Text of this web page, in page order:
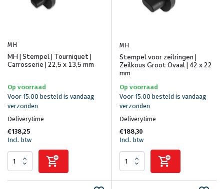
MH
MH | Stempel | Tourniquet |
Carrosserie | 22,5 x 13,5 mm
Op voorraad
Voor 15.00 besteld is vandaag
verzonden
Deliverytime
€138,25
Incl. btw
MH
Stempel voor zeilringen |
Zeilkous Groot Ovaal | 42 x 22
mm
Op voorraad
Voor 15.00 besteld is vandaag
verzonden
Deliverytime
€188,30
Incl. btw